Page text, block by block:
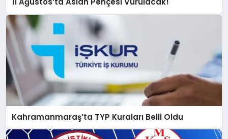
Kahramanmaraş’ta TYP Kuraları Belli Oldu